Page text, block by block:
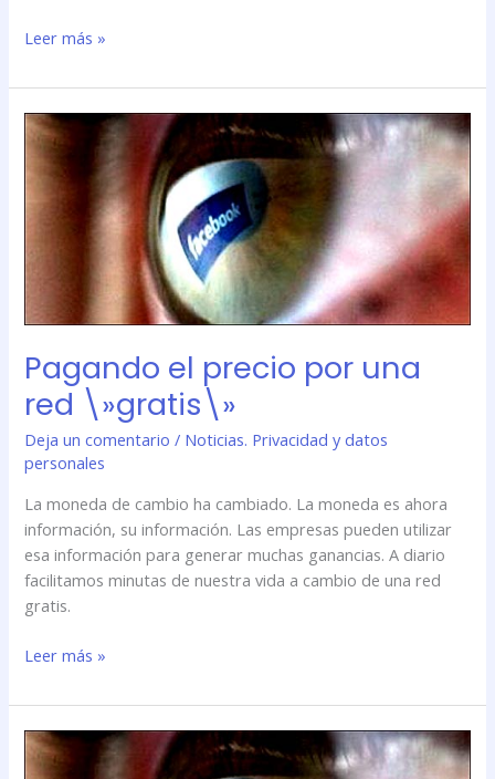
Leer más »
Pagando el precio por una
red \»gratis\»
Deja un comentario / Noticias. Privacidad y datos
personales
La moneda de cambio ha cambiado. La moneda es ahora
información, su información. Las empresas pueden utilizar
esa información para generar muchas ganancias. A diario
facilitamos minutas de nuestra vida a cambio de una red
gratis.
Pagando
el
precio
red
Leer más »
Pagando
el